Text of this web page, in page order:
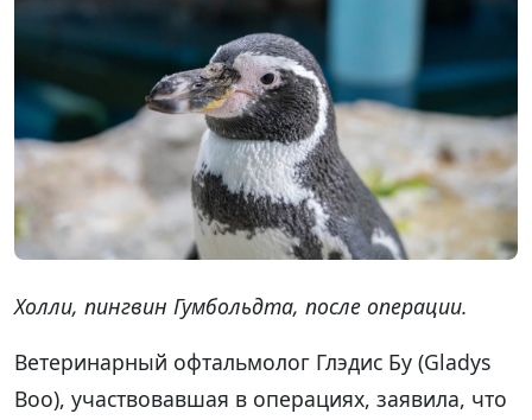
Холли, пингвин Гумбольдта, после операции.
Ветеринарный офтальмолог Глэдис Бу (Gladys
Boo), участвовавшая в операциях, заявила, что